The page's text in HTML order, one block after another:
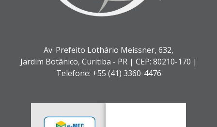
Av. Prefeito Lothário Meissner, 632,
Jardim Botânico, Curitiba - PR | CEP: 80210-170 |
Telefone: +55 (41) 3360-4476